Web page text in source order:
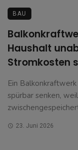
BAU
Haushalt
Stromkosten
Ein
spürbar senken,
23. Juni 2026